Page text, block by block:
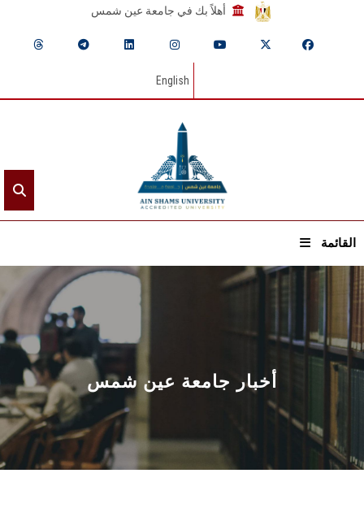
أهلاً بك في جامعة عين شمس
English
القائمة
الرئيسيـة
عن الجامعة
القطاعـات
الشئون الأكاديمية
البحث العلمي
أخبار جامعة عين شمس